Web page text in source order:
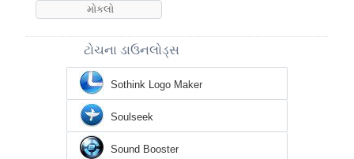
ટોચના ડાઉનલોડ્સ
Sothink Logo Maker
Soulseek
Sound Booster